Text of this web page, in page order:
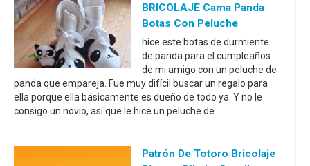
BRICOLAJE Cama Panda
Botas Con Peluche
hice este botas de durmiente
de panda para el cumpleaños
de mi amigo con un peluche de
panda que empareja. Fue muy difícil buscar un regalo para
ella porque ella básicamente es dueño de todo ya. Y no le
consigo un novio, así que le hice un peluche de
Patrón De Totoro Bricolaje